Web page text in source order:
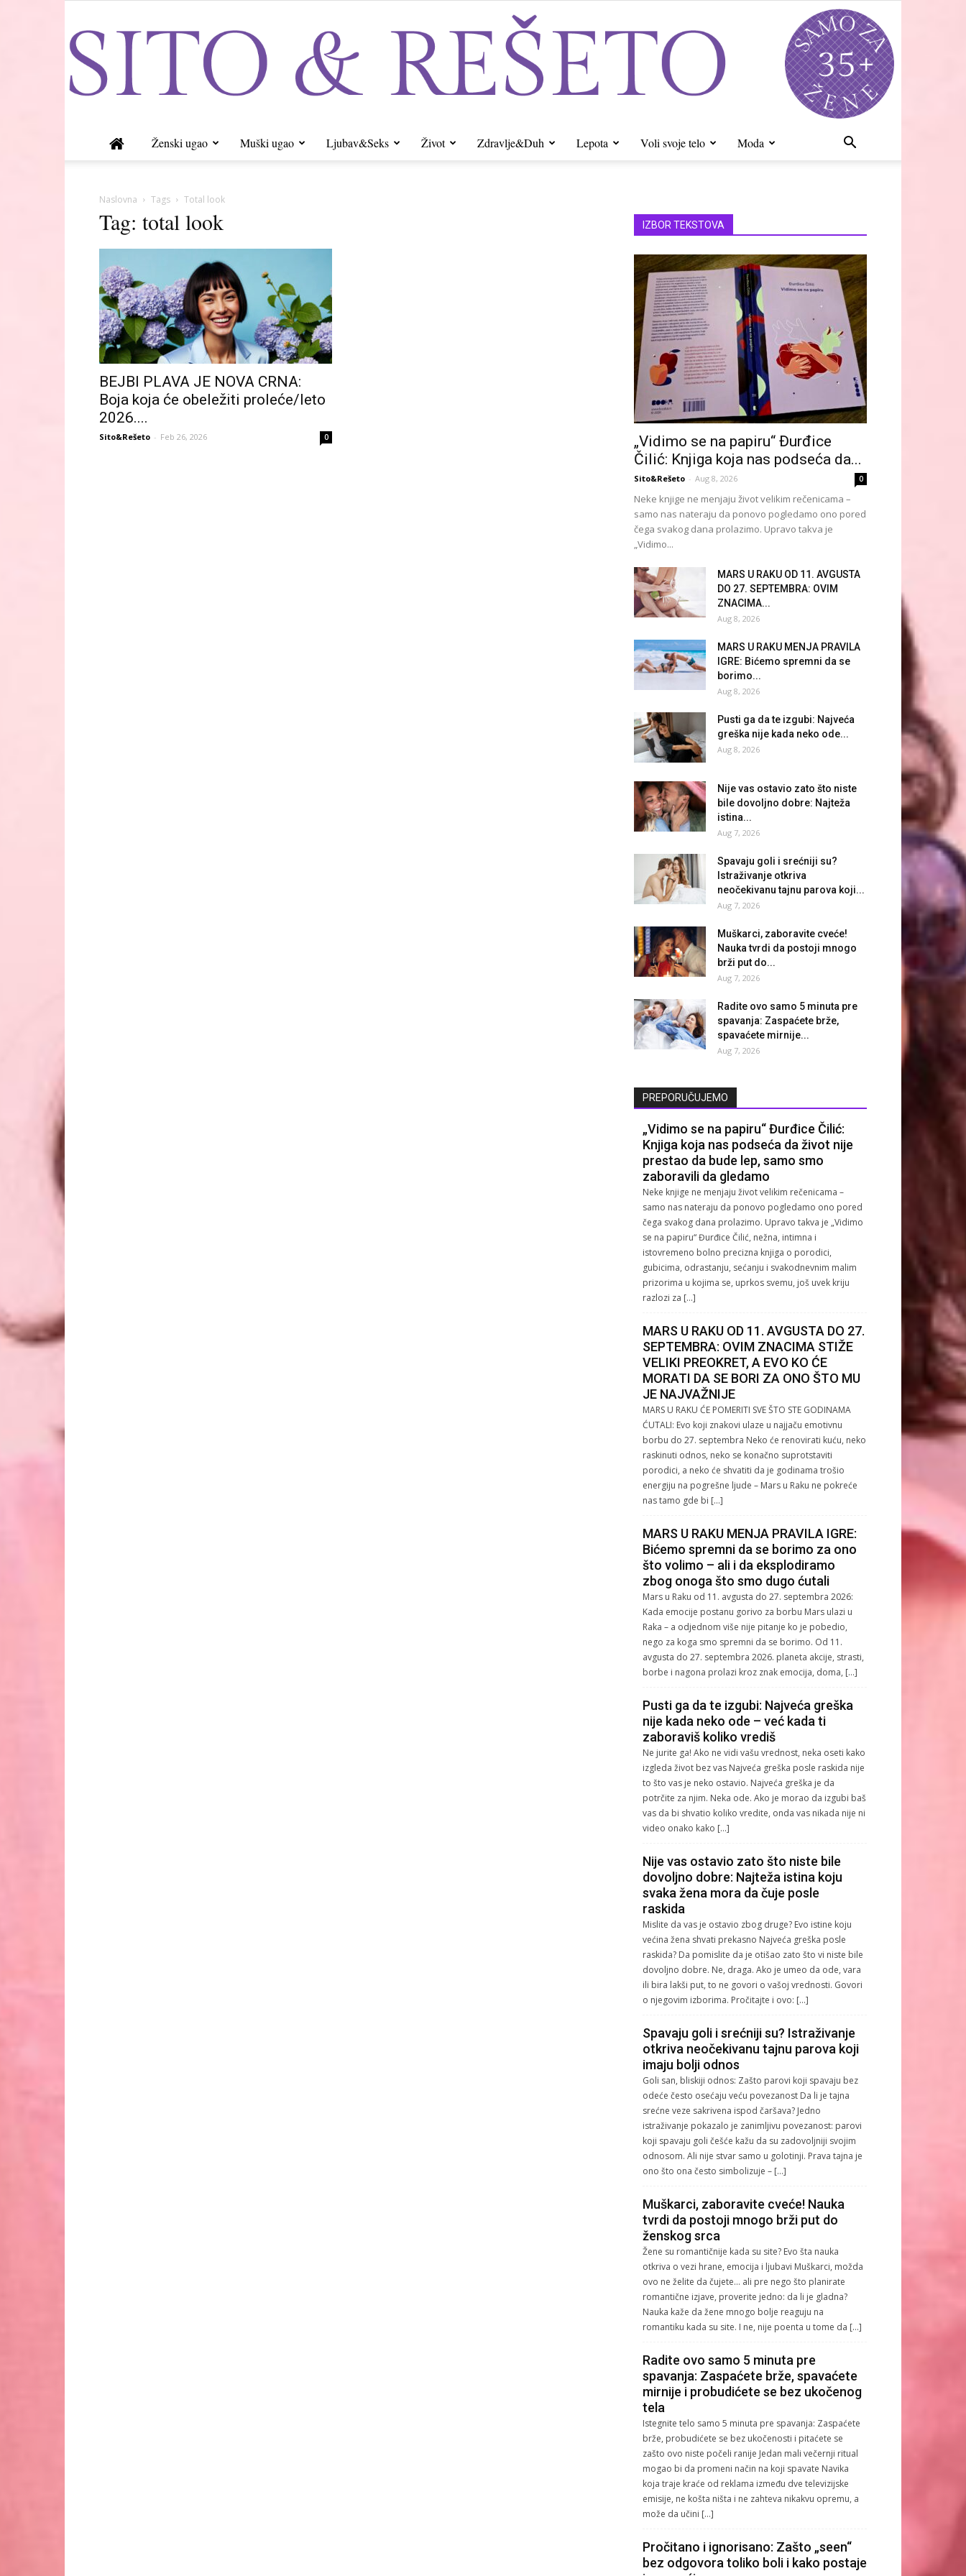
Ženski ugao Muški ugao Ljubav&Seks Život Zdravlje&Duh Lepota Voli svoje telo Moda
Naslovna Tags Total look
Tag: total look
BEJBI PLAVA JE NOVA CRNA:
Boja koja će obeležiti proleće/leto
2026....
Sito&Rešeto - Feb 26, 2026 0
IZBOR TEKSTOVA
„Vidimo se na papiru“ Đurđice
Čilić: Knjiga koja nas podseća da...
Sito&Rešeto - Aug 8, 2026 0
Neke knjige ne menjaju život velikim rečenicama –
samo nas nateraju da ponovo pogledamo ono pored
čega svakog dana prolazimo. Upravo takva je
„Vidimo...
MARS U RAKU OD 11. AVGUSTA
DO 27. SEPTEMBRA: OVIM
ZNACIMA...
Aug 8, 2026
MARS U RAKU MENJA PRAVILA
IGRE: Bićemo spremni da se
borimo...
Aug 8, 2026
Pusti ga da te izgubi: Najveća
greška nije kada neko ode...
Aug 8, 2026
Nije vas ostavio zato što niste
bile dovoljno dobre: Najteža
istina...
Aug 7, 2026
Spavaju goli i srećniji su?
Istraživanje otkriva
neočekivanu tajnu parova koji...
Aug 7, 2026
Muškarci, zaboravite cveće!
Nauka tvrdi da postoji mnogo
brži put do...
Aug 7, 2026
Radite ovo samo 5 minuta pre
spavanja: Zaspaćete brže,
spavaćete mirnije...
Aug 7, 2026
PREPORUČUJEMO
„Vidimo se na papiru“ Đurđice Čilić:
Knjiga koja nas podseća da život nije
prestao da bude lep, samo smo
zaboravili da gledamo
Neke knjige ne menjaju život velikim rečenicama –
samo nas nateraju da ponovo pogledamo ono pored
čega svakog dana prolazimo. Upravo takva je „Vidimo
se na papiru“ Đurđice Čilić, nežna, intimna i
istovremeno bolno precizna knjiga o porodici,
gubicima, odrastanju, sećanju i svakodnevnim malim
prizorima u kojima se, uprkos svemu, još uvek kriju
razlozi za […]
MARS U RAKU OD 11. AVGUSTA DO 27.
SEPTEMBRA: OVIM ZNACIMA STIŽE
VELIKI PREOKRET, A EVO KO ĆE
MORATI DA SE BORI ZA ONO ŠTO MU
JE NAJVAŽNIJE
MARS U RAKU ĆE POMERITI SVE ŠTO STE GODINAMA
ĆUTALI: Evo koji znakovi ulaze u najjaču emotivnu
borbu do 27. septembra Neko će renovirati kuću, neko
raskinuti odnos, neko se konačno suprotstaviti
porodici, a neko će shvatiti da je godinama trošio
energiju na pogrešne ljude – Mars u Raku ne pokreće
nas tamo gde bi […]
MARS U RAKU MENJA PRAVILA IGRE:
Bićemo spremni da se borimo za ono
što volimo – ali i da eksplodiramo
zbog onoga što smo dugo ćutali
Mars u Raku od 11. avgusta do 27. septembra 2026:
Kada emocije postanu gorivo za borbu Mars ulazi u
Raka – a odjednom više nije pitanje ko je pobedio,
nego za koga smo spremni da se borimo. Od 11.
avgusta do 27. septembra 2026. planeta akcije, strasti,
borbe i nagona prolazi kroz znak emocija, doma, […]
Pusti ga da te izgubi: Najveća greška
nije kada neko ode – već kada ti
zaboraviš koliko vrediš
Ne jurite ga! Ako ne vidi vašu vrednost, neka oseti kako
izgleda život bez vas Najveća greška posle raskida nije
to što vas je neko ostavio. Najveća greška je da
potrčite za njim. Neka ode. Ako je morao da izgubi baš
vas da bi shvatio koliko vredite, onda vas nikada nije ni
video onako kako […]
Nije vas ostavio zato što niste bile
dovoljno dobre: Najteža istina koju
svaka žena mora da čuje posle
raskida
Mislite da vas je ostavio zbog druge? Evo istine koju
većina žena shvati prekasno Najveća greška posle
raskida? Da pomislite da je otišao zato što vi niste bile
dovoljno dobre. Ne, draga. Ako je umeo da ode, vara
ili bira lakši put, to ne govori o vašoj vrednosti. Govori
o njegovim izborima. Pročitajte i ovo: […]
Spavaju goli i srećniji su? Istraživanje
otkriva neočekivanu tajnu parova koji
imaju bolji odnos
Goli san, bliskiji odnos: Zašto parovi koji spavaju bez
odeće često osećaju veću povezanost Da li je tajna
srećne veze sakrivena ispod čaršava? Jedno
istraživanje pokazalo je zanimljivu povezanost: parovi
koji spavaju goli češće kažu da su zadovoljniji svojim
odnosom. Ali nije stvar samo u golotinji. Prava tajna je
ono što ona često simbolizuje – […]
Muškarci, zaboravite cveće! Nauka
tvrdi da postoji mnogo brži put do
ženskog srca
Žene su romantičnije kada su site? Evo šta nauka
otkriva o vezi hrane, emocija i ljubavi Muškarci, možda
ovo ne želite da čujete… ali pre nego što planirate
romantične izjave, proverite jedno: da li je gladna?
Nauka kaže da žene mnogo bolje reaguju na
romantiku kada su site. I ne, nije poenta u tome da […]
Radite ovo samo 5 minuta pre
spavanja: Zaspaćete brže, spavaćete
mirnije i probudićete se bez ukočenog
tela
Istegnite telo samo 5 minuta pre spavanja: Zaspaćete
brže, probudićete se bez ukočenosti i pitaćete se
zašto ovo niste počeli ranije Jedan mali večernji ritual
mogao bi da promeni način na koji spavate Navika
koja traje kraće od reklama između dve televizijske
emisije, ne košta ništa i ne zahteva nikakvu opremu, a
može da učini […]
Pročitano i ignorisano: Zašto „seen“
bez odgovora toliko boli i kako postaje